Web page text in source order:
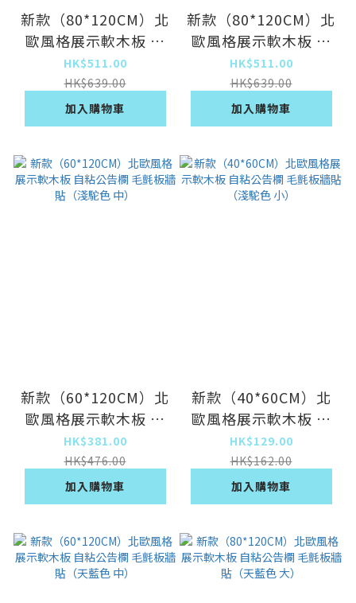
新款（80*120CM）北
歐風格展示軟木板 自
粘公告欄 毛氈板牆貼
（白灰色 大）
HK$511.00
HK$639.00
加入購物車
新款（80*120CM）北
歐風格展示軟木板 自
粘公告欄 毛氈板牆貼
（淺駝色 大）
HK$511.00
HK$639.00
加入購物車
新款（60*120CM）北
歐風格展示軟木板 自
粘公告欄 毛氈板牆貼
（淺駝色 中）
HK$381.00
HK$476.00
加入購物車
新款（40*60CM）北
歐風格展示軟木板 自
粘公告欄 毛氈板牆貼
（淺駝色 小）
HK$129.00
HK$162.00
加入購物車